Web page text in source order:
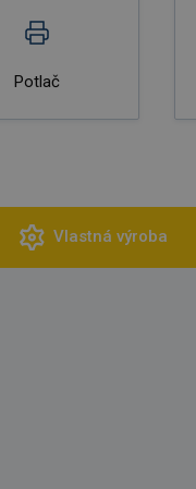
Potlač
Vlastná výroba